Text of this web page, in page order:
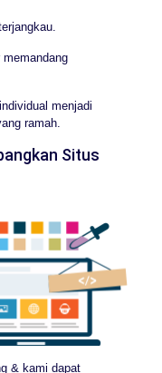
menjadi
ramah.
Situs
& kami dapat